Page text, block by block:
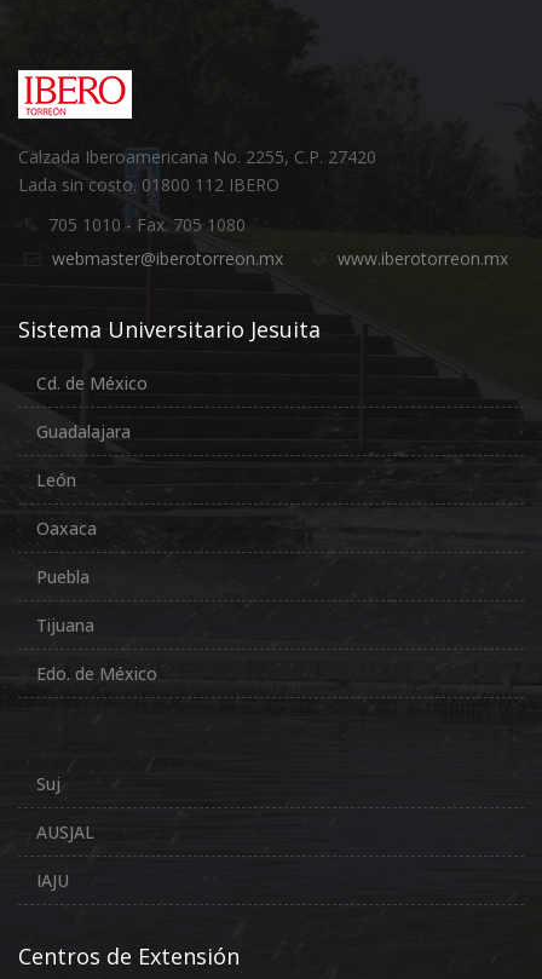
Calzada Iberoamericana No. 2255, C.P. 27420
Lada sin costo. 01800 112 IBERO
705 1010 - Fax. 705 1080
webmaster@iberotorreon.mx
www.iberotorreon.mx
Sistema Universitario Jesuita
Cd. de México
Guadalajara
León
Oaxaca
Puebla
Tijuana
Edo. de México
Suj
AUSJAL
IAJU
Centros de Extensión